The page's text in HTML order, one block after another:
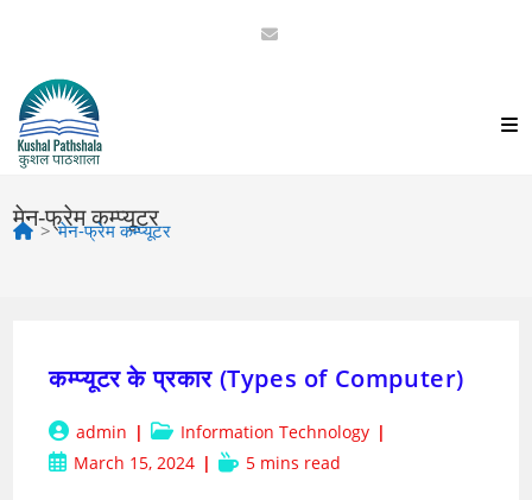
content
मेन-फ्रेम कम्प्यूटर
> मेन-फ्रेम कम्प्यूटर
कम्प्यूटर के प्रकार (Types of Computer)
Post
author:
admin
Post
category:
Information Technology
PostMarch 15, 2024
Reading
5 mins read